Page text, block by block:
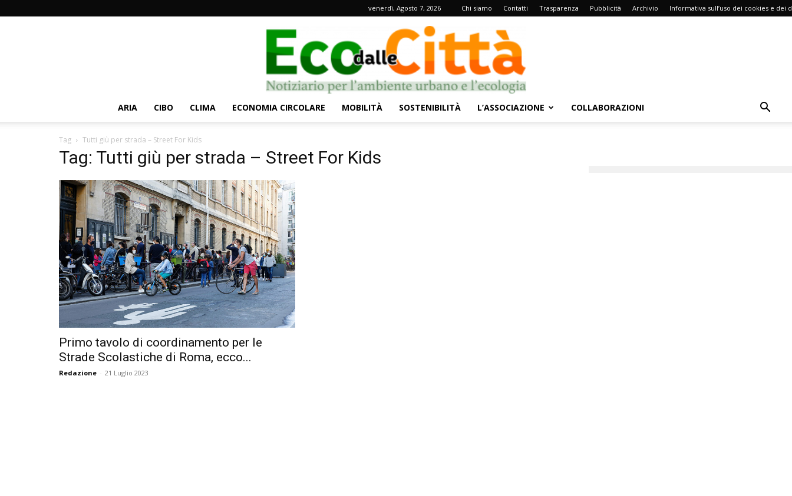
venerdì, Agosto 7, 2026 Chi siamo Contatti Trasparenza Pubblicità Archivio Informativa sull’uso dei cookies e dei
ARIA CIBO CLIMA ECONOMIA CIRCOLARE MOBILITÀ SOSTENIBILITÀ L’ASSOCIAZIONE COLLABORAZIONI
Tag Tutti giù per strada – Street For Kids
Tag: Tutti giù per strada – Street For Kids
Primo tavolo di coordinamento per le
Strade Scolastiche di Roma, ecco...
Redazione - 21 Luglio 2023